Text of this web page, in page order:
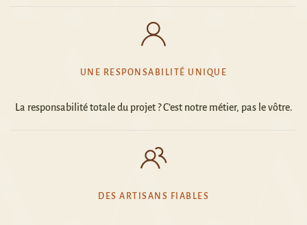
UNE RESPONSABILITÉ UNIQUE
La responsabilité totale du projet ? C’est notre métier, pas le vôtre.
DES ARTISANS FIABLES